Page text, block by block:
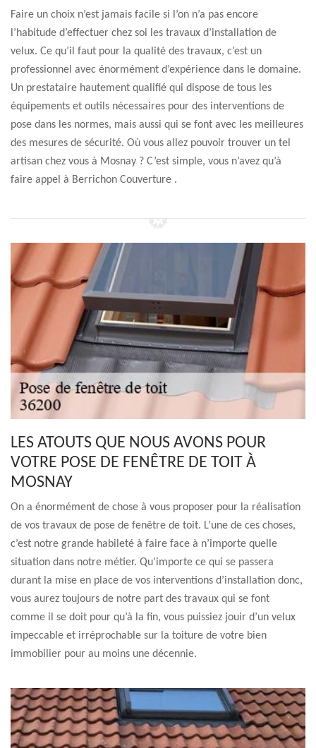
Faire un choix n’est jamais facile si l’on n’a pas encore
l’habitude d’effectuer chez soi les travaux d’installation de
velux. Ce qu’il faut pour la qualité des travaux, c’est un
professionnel avec énormément d’expérience dans le domaine.
Un prestataire hautement qualifié qui dispose de tous les
équipements et outils nécessaires pour des interventions de
pose dans les normes, mais aussi qui se font avec les meilleures
des mesures de sécurité. Où vous allez pouvoir trouver un tel
artisan chez vous à Mosnay ? C’est simple, vous n’avez qu’à
faire appel à Berrichon Couverture .
LES ATOUTS QUE NOUS AVONS POUR
VOTRE POSE DE FENÊTRE DE TOIT À
MOSNAY
On a énormément de chose à vous proposer pour la réalisation
de vos travaux de pose de fenêtre de toit. L’une de ces choses,
c’est notre grande habileté à faire face à n’importe quelle
situation dans notre métier. Qu’importe ce qui se passera
durant la mise en place de vos interventions d’installation donc,
vous aurez toujours de notre part des travaux qui se font
comme il se doit pour qu’à la fin, vous puissiez jouir d’un velux
impeccable et irréprochable sur la toiture de votre bien
immobilier pour au moins une décennie.